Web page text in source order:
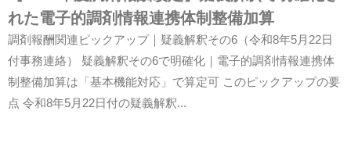
れた電子的調剤情報連携体制整備加算
調剤報酬関連ピックアップ｜疑義解釈その6（令和8年5月22日
付事務連絡） 疑義解釈その6で明確化｜電子的調剤情報連携体
制整備加算は「基本機能対応」で算定可 このピックアップの要
点 令和8年5月22日付の疑義解釈...